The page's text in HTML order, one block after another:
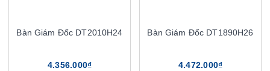
Bàn Giám Đốc DT2010H24
4.356.000₫
Bàn Giám Đốc DT1890H26
4.472.000₫